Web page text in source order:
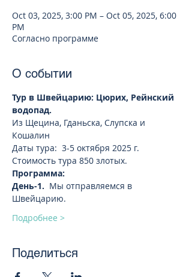
Oct 03, 2025, 3:00 PM – Oct 05, 2025, 6:00
PM
Согласно программе
О событии
Тур в Швейцарию: Цюрих, Рейнский
водопад.
Из Щецина, Гданьска, Слупска и
Кошалин
Даты тура:  3-5 октября 2025 г.
Стоимость тура 850 злотых.
Программа:
День-1. Мы отправляемся в
Швейцарию.
Подробнее >
Поделиться